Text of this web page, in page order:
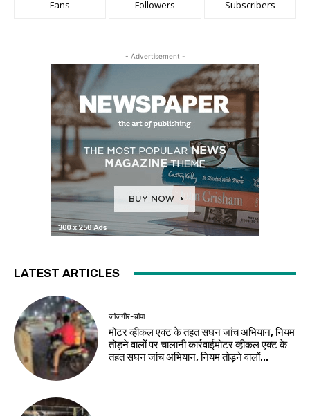
Fans Followers Subscribers
- Advertisement -
LATEST ARTICLES
जांजगीर-चांपा
मोटर व्हीकल एक्ट के तहत सघन जांच अभियान, नियम
तोड़ने वालों पर चालानी कार्रवाईमोटर व्हीकल एक्ट के
तहत सघन जांच अभियान, नियम तोड़ने वालों...